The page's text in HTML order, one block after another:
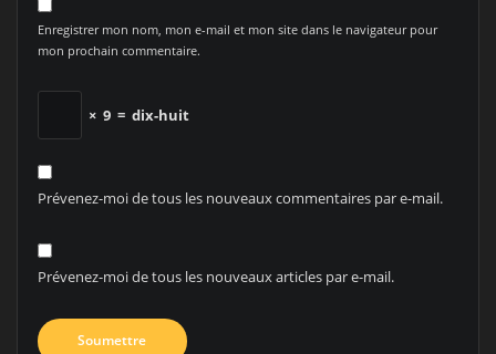
Enregistrer mon nom, mon e-mail et mon site dans le navigateur pour
mon prochain commentaire.
× 9 = dix-huit
Prévenez-moi de tous les nouveaux commentaires par e-mail.
Prévenez-moi de tous les nouveaux articles par e-mail.